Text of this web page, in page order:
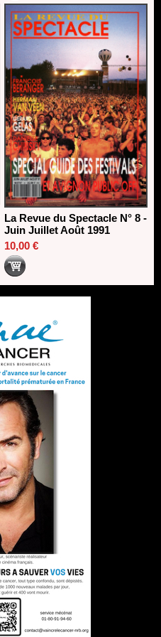
La Revue du Spectacle N° 8 -
Juin Juillet Août 1991
10,00 €